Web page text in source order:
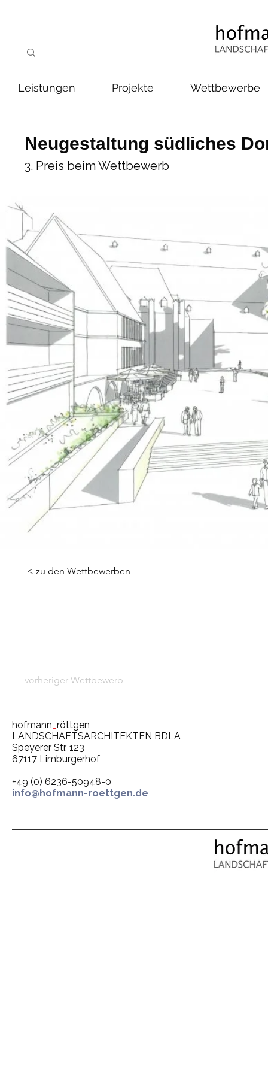
Leistungen Projekte Wettbewerbe
Neugestaltung südliches
3. Preis beim Wettbewerb
< zu den Wettbewerben
vorheriger Wettbewerb
hofmann röttgen
LANDSCHAFTSARCHITEKTEN BDLA
Speyerer Str. 123
67117 Limburgerhof
+49 (0) 6236-50948-0
info@hofmann-roettgen.de